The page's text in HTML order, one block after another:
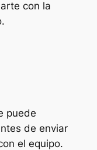
con la
puede
de enviar
el equipo.